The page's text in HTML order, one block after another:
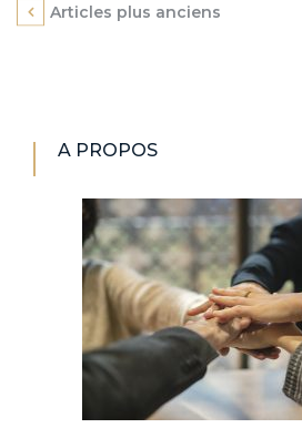
Navigation
Articles plus anciens
A PROPOS